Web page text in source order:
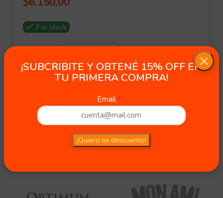
¡SUBCRIBITE Y OBTENÉ 15% OFF EN
TU PRIMERA COMPRA!
Email
¡Quiero mi descuento!
7 in stock